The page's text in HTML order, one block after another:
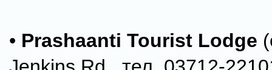
• Prashaanti Tourist Lodge